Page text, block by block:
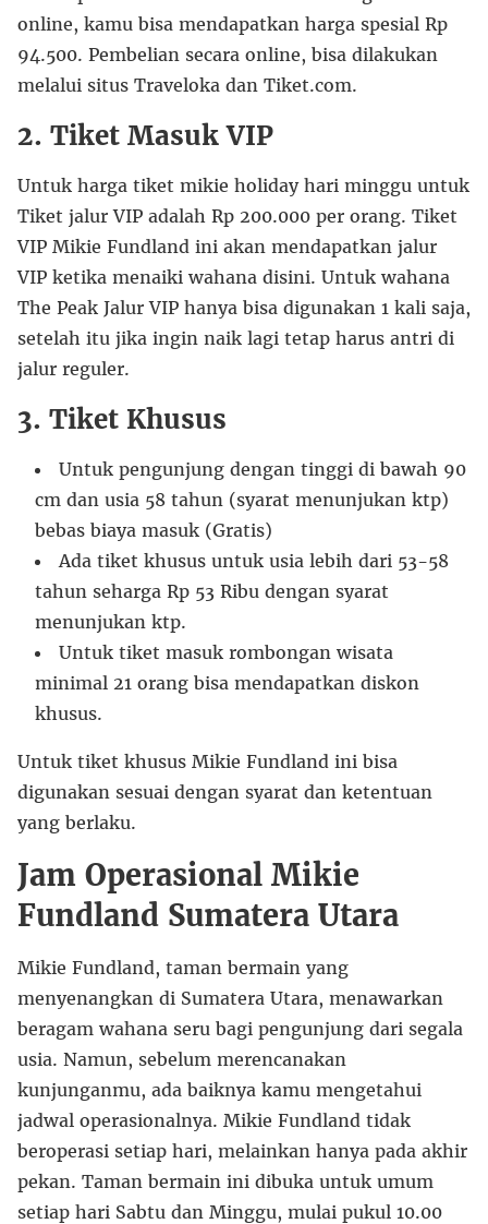
online, kamu bisa mendapatkan harga spesial Rp
94.500. Pembelian secara online, bisa dilakukan
melalui situs Traveloka dan Tiket.com.
2. Tiket Masuk VIP
Untuk harga tiket mikie holiday hari minggu untuk
Tiket jalur VIP adalah Rp 200.000 per orang. Tiket
VIP Mikie Fundland ini akan mendapatkan jalur
VIP ketika menaiki wahana disini. Untuk wahana
The Peak Jalur VIP hanya bisa digunakan 1 kali saja,
setelah itu jika ingin naik lagi tetap harus antri di
jalur reguler.
3. Tiket Khusus
Untuk pengunjung dengan tinggi di bawah 90
cm dan usia 58 tahun (syarat menunjukan ktp)
bebas biaya masuk (Gratis)
Ada tiket khusus untuk usia lebih dari 53-58
tahun seharga Rp 53 Ribu dengan syarat
menunjukan ktp.
Untuk tiket masuk rombongan wisata
minimal 21 orang bisa mendapatkan diskon
khusus.
Untuk tiket khusus Mikie Fundland ini bisa
digunakan sesuai dengan syarat dan ketentuan
yang berlaku.
Jam Operasional Mikie
Fundland Sumatera Utara
Mikie Fundland, taman bermain yang
menyenangkan di Sumatera Utara, menawarkan
beragam wahana seru bagi pengunjung dari segala
usia. Namun, sebelum merencanakan
kunjunganmu, ada baiknya kamu mengetahui
jadwal operasionalnya. Mikie Fundland tidak
beroperasi setiap hari, melainkan hanya pada akhir
pekan. Taman bermain ini dibuka untuk umum
setiap hari Sabtu dan Minggu, mulai pukul 10.00